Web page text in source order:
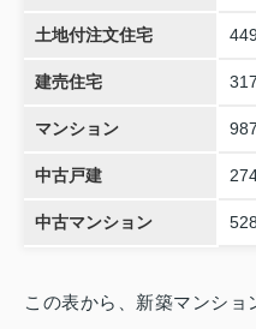
土地付注文住宅
建売住宅
マンション
中古戸建
中古マンション
この表から、新築マンショ